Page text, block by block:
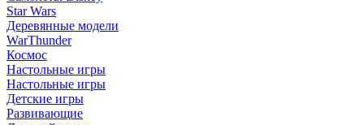
Star Wars
Деревянные модели
WarThunder
Космос
Настольные игры
Настольные игры
Детские игры
Развивающие